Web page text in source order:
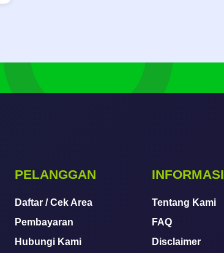
PELANGGAN
Daftar / Cek Area
Pembayaran
Hubungi Kami
INFORMASI
Tentang Kami
FAQ
Disclaimer